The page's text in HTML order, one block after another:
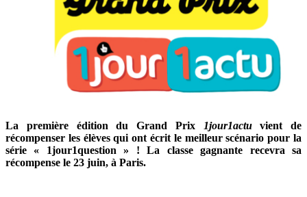
La première édition du Grand Prix 1jour1actuvient de
récompenser les élèves qui ont écrit le meilleur scénario pour la
série « 1jour1question » ! La classe gagnante recevra sa
récompense le 23 juin, à Paris.